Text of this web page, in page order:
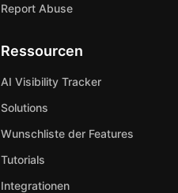
Report Abuse
Ressourcen
AI Visibility Tracker
Solutions
Wunschliste der Features
Tutorials
Integrationen